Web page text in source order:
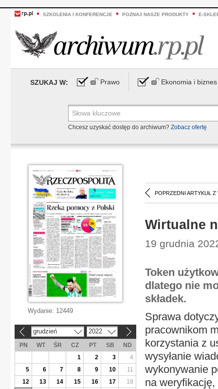
SZKOLENIA I KONFERENCJE POZNAJ NASZE PRODUKTY E-
SZUKAJ W: Prawo Ekonomia i biznes
Chcesz uzyskać dostęp do archiwum? Zobacz ofertę
POPRZEDNI ARTYKUŁ Z
Wirtualne
19 grudnia
Token
dlatego nie
składek.
Sprawa
pracownikom
korzystania z
wysyłanie
wykonywanie
na weryfikację,
Wydanie: 12449
grudzień 2022
PN WT ŚR CZ PT SB
ND
1
2 3
4
5
6 7 8 9 10
11
12
13 14 15 16 17
18